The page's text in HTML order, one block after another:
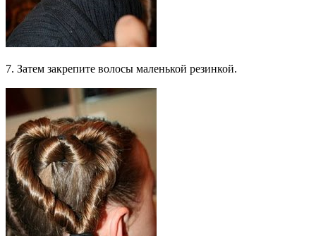
7. Затем закрепите волосы маленькой резинкой.